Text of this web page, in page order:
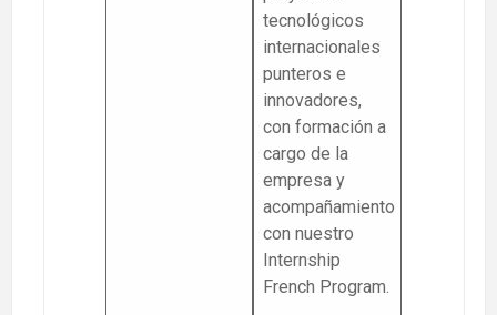
tecnológicos
internacionales
punteros e
innovadores,
con formación a
cargo de la
empresa y
acompañamiento
con nuestro
Internship
French Program.